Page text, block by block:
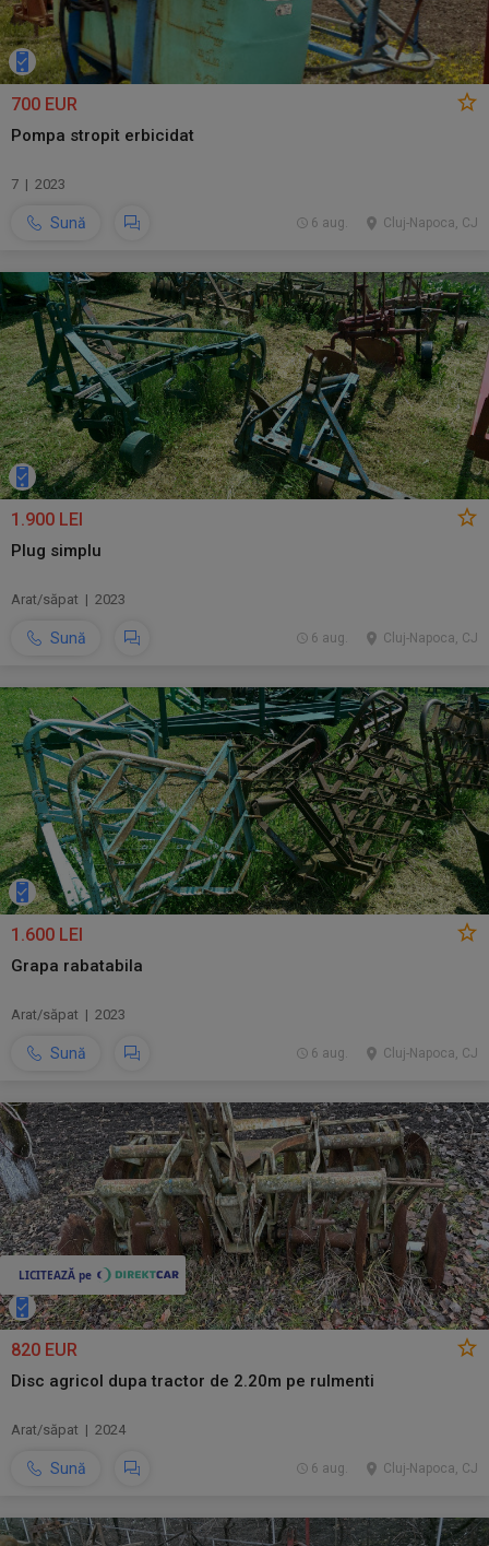
700 EUR
Pompa stropit erbicidat
7 | 2023
Sună Cluj-Napoca, CJ
6 aug.
1.900 LEI
Plug simplu
Arat/săpat | 2023
Sună Cluj-Napoca, CJ
6 aug.
1.600 LEI
Grapa rabatabila
Arat/săpat | 2023
Sună Cluj-Napoca, CJ
6 aug.
820 EUR
Disc agricol dupa tractor de 2.20m pe rulmenti
Arat/săpat | 2024
Sună Cluj-Napoca, CJ
6 aug.